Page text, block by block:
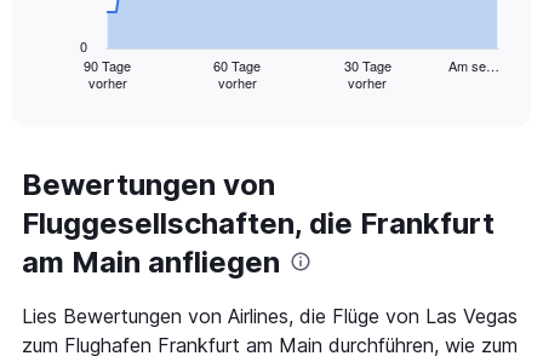
Range:
91
categories.
The
chart
1
Y
90 Tage
vorher
60 Tage
vorher
30 Tage
vorher
Am se…
0
Bewertungen von
Fluggesellschaften, die Frankfurt
am Main anfliegen
Lies Bewertungen von Airlines, die Flüge von Las Vegas
zum Flughafen Frankfurt am Main durchführen, wie zum